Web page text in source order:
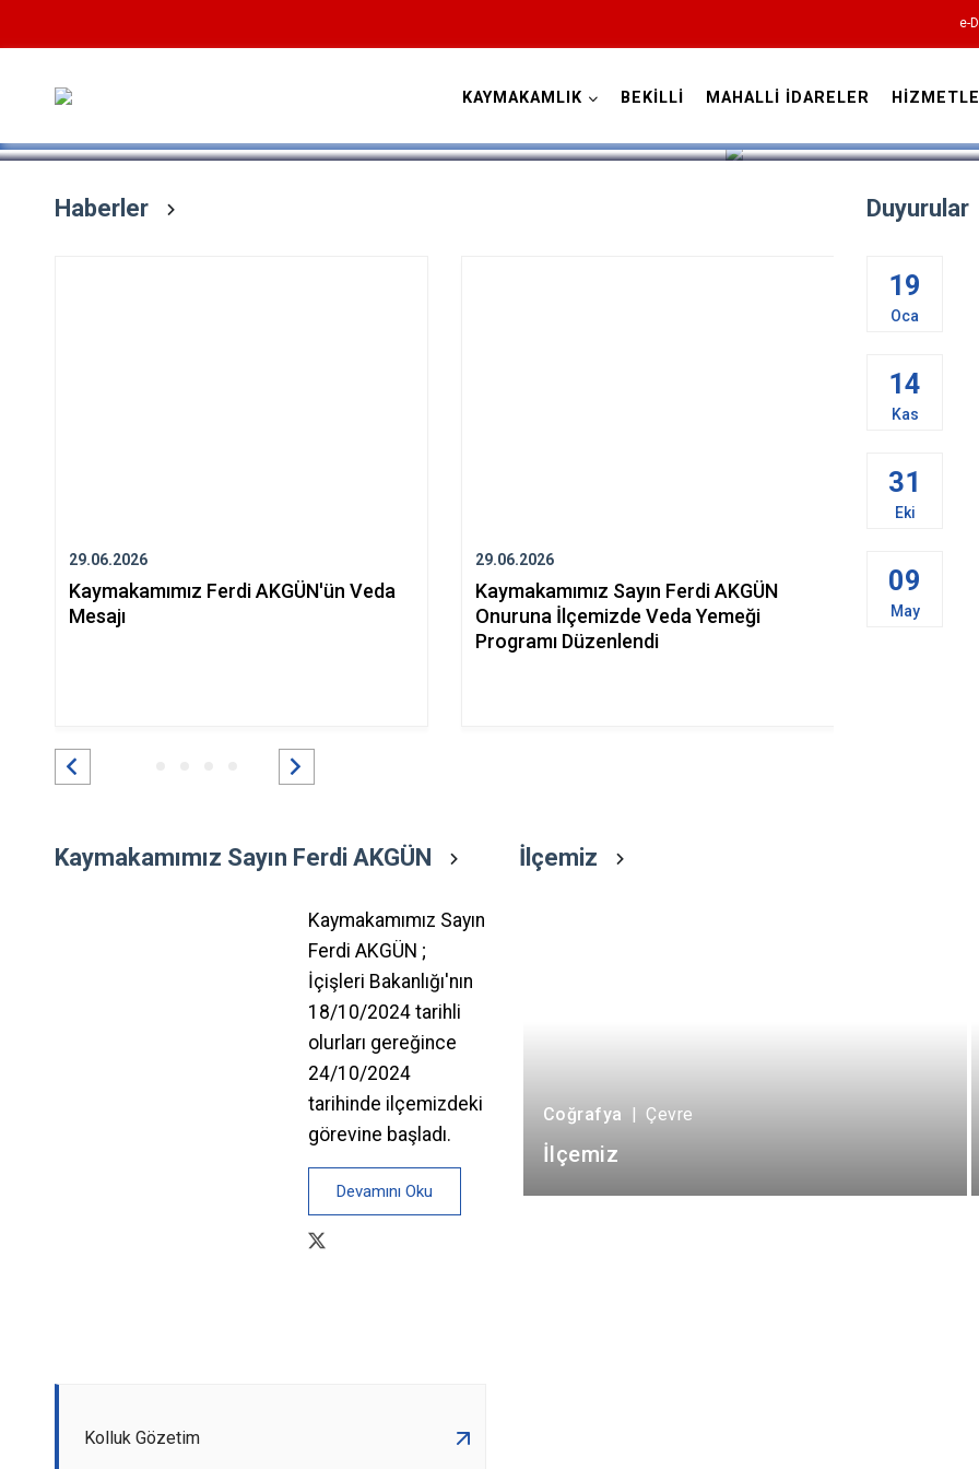
e-
Acıpayam
Pamukkale
Baklan
Beyağaç
Bozkurt
Çal
Çameli
KAYMAKAMLIK BEKİLLİ MAHALLİ İDARELER
Haberler
29.06.2026
Kaymakamımız Ferdi AKGÜN'ün Veda
Mesajı
29.06.2026
Kaymakamımız Sayın Ferdi AKGÜN
Onuruna İlçemizde Veda Yemeği
Programı Düzenlendi
Jandarma
Duyurular
19
Oca
14
Kas
31
Eki
09
May
Kaymakamımız Sayın Ferdi AKGÜN
Kaymakamımız Sayın
Ferdi AKGÜN ;
İçişleri Bakanlığı'nın
18/10/2024 tarihli
olurları gereğince
24/10/2024
tarihinde ilçemizdeki
görevine başladı.
Devamını Oku
İlçemiz
Coğrafya | Çevre
İlçemiz
Kolluk Gözetim